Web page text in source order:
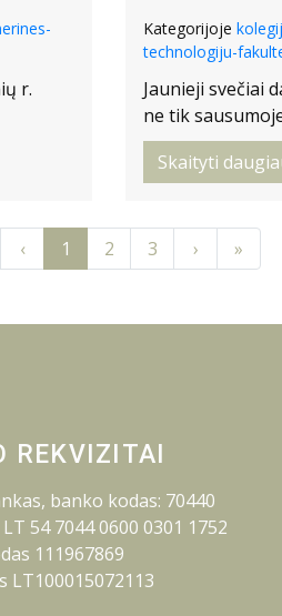
r.
Kategorijoje
technologiju-
Jaunieji svečiai
ne tik
Skaityti
‹Previous
1 2 3 ›Next»
REKVIZITAI
banko kodas: 70440
54 7044 0600 0301 1752
111967869
LT100015072113